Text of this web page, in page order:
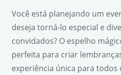
Você está planejando um
deseja torná-lo especial e
convidados? O espelho
perfeita para criar
experiência única para todos